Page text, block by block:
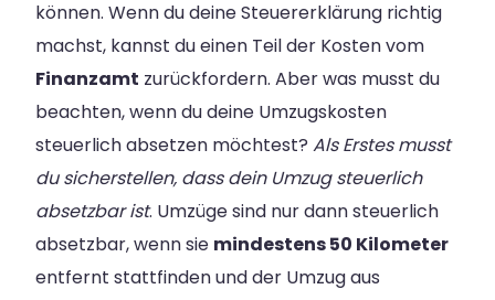
können. Wenn du deine Steuererklärung richtig
machst, kannst du einen Teil der Kosten vom
Finanzamt zurückfordern. Aber was musst du
beachten, wenn du deine Umzugskosten
steuerlich absetzen möchtest? Als Erstes musst
du sicherstellen, dass dein Umzug steuerlich
absetzbar ist. Umzüge sind nur dann steuerlich
absetzbar, wenn sie mindestens 50 Kilometer
entfernt stattfinden und der Umzug aus